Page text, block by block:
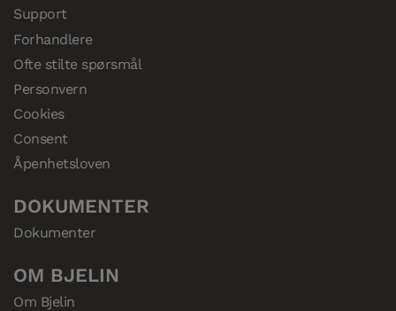
Support
Forhandlere
Ofte stilte spørsmål
Personvern
Cookies
Consent
Åpenhetsloven
DOKUMENTER
Dokumenter
OM BJELIN
Om Bjelin